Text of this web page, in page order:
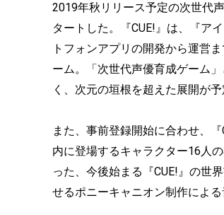
2019年秋リリース予定の次世代
タートした。『CUE!』は、『ア
トフォンアプリの開発から運営
ーム。「次世代声優育成ゲーム
く、次元の垣根を超えた展開が予
また、事前登録開始に合わせ、
内に登場するキャラクター16人
った、今後始まる『CUE!』の世
せるポニーキャニオン制作による